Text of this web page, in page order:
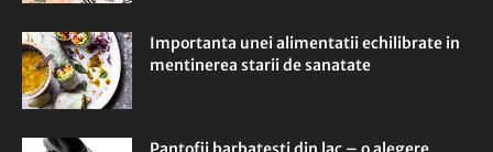
Importanta unei alimentatii echilibrate in
mentinerea starii de sanatate